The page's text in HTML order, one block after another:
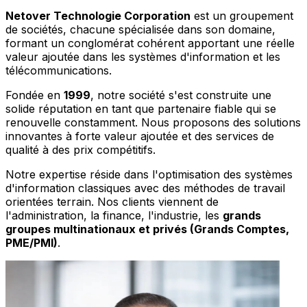
Netover Technologie Corporation est un groupement
de sociétés, chacune spécialisée dans son domaine,
formant un conglomérat cohérent apportant une réelle
valeur ajoutée dans les systèmes d'information et les
télécommunications.
Fondée en 1999, notre société s'est construite une
solide réputation en tant que partenaire fiable qui se
renouvelle constamment. Nous proposons des solutions
innovantes à forte valeur ajoutée et des services de
qualité à des prix compétitifs.
Notre expertise réside dans l'optimisation des systèmes
d'information classiques avec des méthodes de travail
orientées terrain. Nos clients viennent de
l'administration, la finance, l'industrie, les grands
groupes multinationaux et privés (Grands Comptes,
PME/PMI).